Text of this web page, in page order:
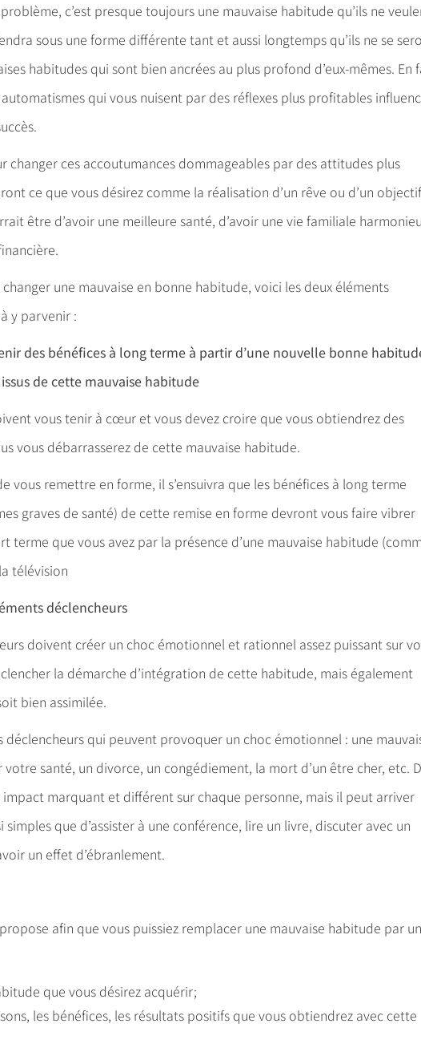
c’est presque toujours une mauvaise habitude qu’ils ne
sous une forme différente tant et aussi longtemps qu’ils ne se
habitudes qui sont bien ancrées au plus profond d’eux-mêmes. En
qui vous nuisent par des réflexes plus profitables
changer ces accoutumances dommageables par des attitudes plus
ce que vous désirez comme la réalisation d’un rêve ou d’un objectif
être d’avoir une meilleure santé, d’avoir une vie familiale
une mauvaise en bonne habitude, voici les deux éléments
y parvenir :
des bénéfices à long terme à partir d’une nouvelle bonne
de cette mauvaise habitude
vous tenir à cœur et vous devez croire que vous obtiendrez des
vous débarrasserez de cette mauvaise habitude.
vous remettre en forme, il s’ensuivra que les bénéfices à long terme
graves de santé) de cette remise en forme devront vous faire vibrer
terme que vous avez par la présence d’une mauvaise habitude
télévision
déclencheurs
doivent créer un choc émotionnel et rationnel assez puissant sur
la démarche d’intégration de cette habitude, mais également
bien assimilée.
déclencheurs qui peuvent provoquer un choc émotionnel : une
santé, un divorce, un congédiement, la mort d’un être cher, etc.
marquant et différent sur chaque personne, mais il peut arriver
que d’assister à une conférence, lire un livre, discuter avec un
un effet d’ébranlement.
afin que vous puissiez remplacer une mauvaise habitude par
que vous désirez acquérir;
les bénéfices, les résultats positifs que vous obtiendrez avec cette